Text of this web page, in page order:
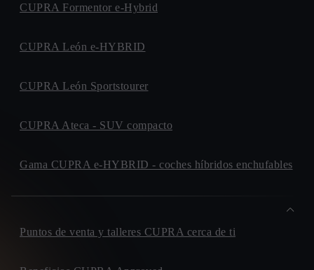
CUPRA Formentor e-Hybrid
CUPRA León e-HYBRID
CUPRA León Sportstourer
CUPRA Ateca - SUV compacto
Gama CUPRA e-HYBRID - coches híbridos enchufables
Puntos de venta y talleres CUPRA cerca de ti